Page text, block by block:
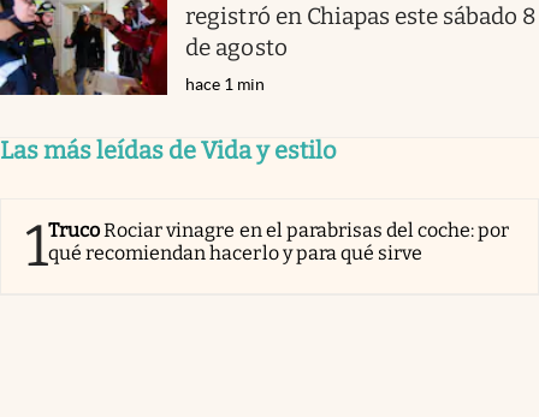
registró en Chiapas este sábado 8
de agosto
hace 1 min
Las más leídas de Vida y estilo
1TrucoRociar vinagre en el parabrisas del coche: por
qué recomiendan hacerlo y para qué sirve